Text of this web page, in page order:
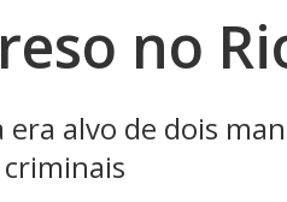
no
era alvo de dois